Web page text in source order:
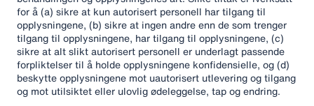
for å (a) sikre at kun autorisert personell har tilgang til
opplysningene, (b) sikre at ingen andre enn de som trenger
tilgang til opplysningene, har tilgang til opplysningene, (c)
sikre at alt slikt autorisert personell er underlagt passende
forpliktelser til å holde opplysningene konfidensielle, og (d)
beskytte opplysningene mot uautorisert utlevering og tilgang
og mot utilsiktet eller ulovlig ødeleggelse, tap og endring.